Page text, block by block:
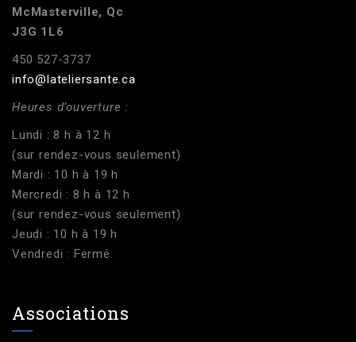
McMasterville, Qc
J3G 1L6
450 527-3737
info@lateliersante.ca
Heures d’ouverture :
Lundi : 8 h à 12 h
(sur rendez-vous seulement)
Mardi : 10 h à 19 h
Mercredi : 8 h à 12 h
(sur rendez-vous seulement)
Jeudi : 10 h à 19 h
Vendredi : Fermé
Associations